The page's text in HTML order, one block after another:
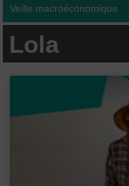
Veille macroéconomique
Lola